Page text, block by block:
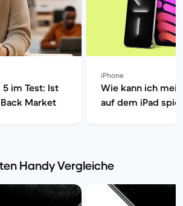
5 im Test: Ist
Market
iPhone
Wie kann ich
auf dem iPad
Handy Vergleiche